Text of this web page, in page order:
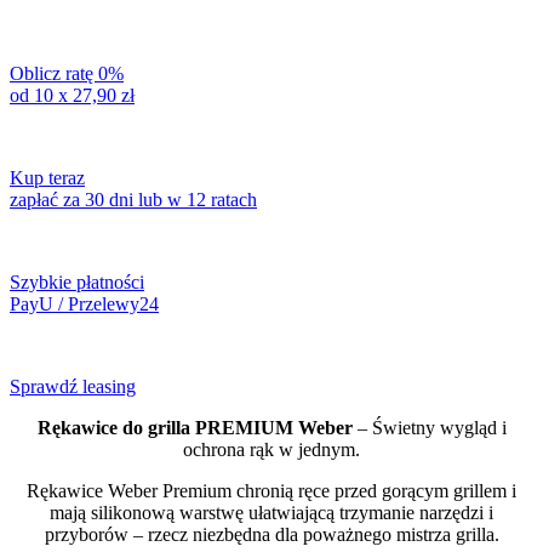
Oblicz ratę 0%
od 10 x 27,90 zł
Kup teraz
zapłać za 30 dni lub w 12 ratach
Szybkie płatności
PayU / Przelewy24
Sprawdź leasing
Rękawice do grilla PREMIUM Weber – Świetny wygląd i
ochrona rąk w jednym.
Rękawice Weber Premium chronią ręce przed gorącym grillem i
mają silikonową warstwę ułatwiającą trzymanie narzędzi i
przyborów – rzecz niezbędna dla poważnego mistrza grilla.